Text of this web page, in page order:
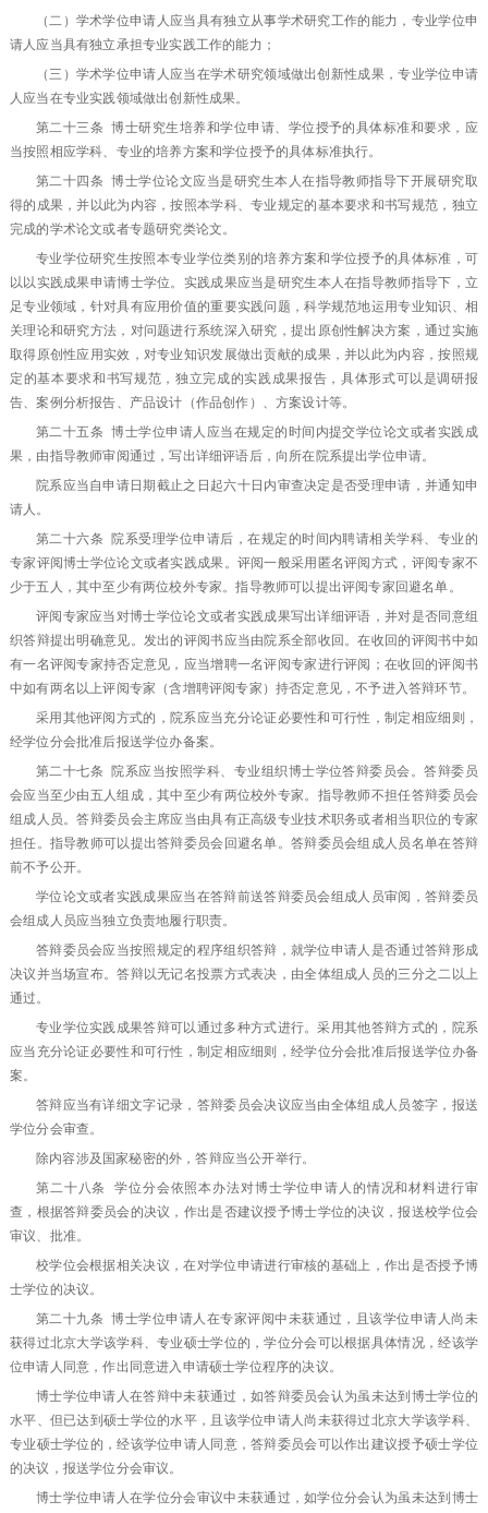
（二）学术学位申请人应当具有独立从事学术研究工作的能力，专业学位申
请人应当具有独立承担专业实践工作的能力；
（三）学术学位申请人应当在学术研究领域做出创新性成果，专业学位申请
人应当在专业实践领域做出创新性成果。
第二十三条 博士研究生培养和学位申请、学位授予的具体标准和要求，应
当按照相应学科、专业的培养方案和学位授予的具体标准执行。
第二十四条 博士学位论文应当是研究生本人在指导教师指导下开展研究取
得的成果，并以此为内容，按照本学科、专业规定的基本要求和书写规范，独立
完成的学术论文或者专题研究类论文。
专业学位研究生按照本专业学位类别的培养方案和学位授予的具体标准，可
以以实践成果申请博士学位。实践成果应当是研究生本人在指导教师指导下，立
足专业领域，针对具有应用价值的重要实践问题，科学规范地运用专业知识、相
关理论和研究方法，对问题进行系统深入研究，提出原创性解决方案，通过实施
取得原创性应用实效，对专业知识发展做出贡献的成果，并以此为内容，按照规
定的基本要求和书写规范，独立完成的实践成果报告，具体形式可以是调研报
告、案例分析报告、产品设计（作品创作）、方案设计等。
第二十五条 博士学位申请人应当在规定的时间内提交学位论文或者实践成
果，由指导教师审阅通过，写出详细评语后，向所在院系提出学位申请。
院系应当自申请日期截止之日起六十日内审查决定是否受理申请，并通知申
请人。
第二十六条 院系受理学位申请后，在规定的时间内聘请相关学科、专业的
专家评阅博士学位论文或者实践成果。评阅一般采用匿名评阅方式，评阅专家不
少于五人，其中至少有两位校外专家。指导教师可以提出评阅专家回避名单。
评阅专家应当对博士学位论文或者实践成果写出详细评语，并对是否同意组
织答辩提出明确意见。发出的评阅书应当由院系全部收回。在收回的评阅书中如
有一名评阅专家持否定意见，应当增聘一名评阅专家进行评阅；在收回的评阅书
中如有两名以上评阅专家（含增聘评阅专家）持否定意见，不予进入答辩环节。
采用其他评阅方式的，院系应当充分论证必要性和可行性，制定相应细则，
经学位分会批准后报送学位办备案。
第二十七条 院系应当按照学科、专业组织博士学位答辩委员会。答辩委员
会应当至少由五人组成，其中至少有两位校外专家。指导教师不担任答辩委员会
组成人员。答辩委员会主席应当由具有正高级专业技术职务或者相当职位的专家
担任。指导教师可以提出答辩委员会回避名单。答辩委员会组成人员名单在答辩
前不予公开。
学位论文或者实践成果应当在答辩前送答辩委员会组成人员审阅，答辩委员
会组成人员应当独立负责地履行职责。
答辩委员会应当按照规定的程序组织答辩，就学位申请人是否通过答辩形成
决议并当场宣布。答辩以无记名投票方式表决，由全体组成人员的三分之二以上
通过。
专业学位实践成果答辩可以通过多种方式进行。采用其他答辩方式的，院系
应当充分论证必要性和可行性，制定相应细则，经学位分会批准后报送学位办备
案。
答辩应当有详细文字记录，答辩委员会决议应当由全体组成人员签字，报送
学位分会审查。
除内容涉及国家秘密的外，答辩应当公开举行。
第二十八条 学位分会依照本办法对博士学位申请人的情况和材料进行审
查，根据答辩委员会的决议，作出是否建议授予博士学位的决议，报送校学位会
审议、批准。
校学位会根据相关决议，在对学位申请进行审核的基础上，作出是否授予博
士学位的决议。
第二十九条 博士学位申请人在专家评阅中未获通过，且该学位申请人尚未
获得过北京大学该学科、专业硕士学位的，学位分会可以根据具体情况，经该学
位申请人同意，作出同意进入申请硕士学位程序的决议。
博士学位申请人在答辩中未获通过，如答辩委员会认为虽未达到博士学位的
水平、但已达到硕士学位的水平，且该学位申请人尚未获得过北京大学该学科、
专业硕士学位的，经该学位申请人同意，答辩委员会可以作出建议授予硕士学位
的决议，报送学位分会审议。
博士学位申请人在学位分会审议中未获通过，如学位分会认为虽未达到博士